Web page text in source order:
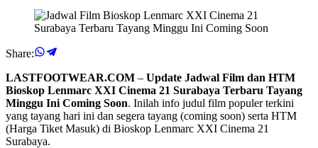
Share:
LASTFOOTWEAR.COM – Update Jadwal Film dan HTM
Bioskop Lenmarc XXI Cinema 21 Surabaya Terbaru Tayang
Minggu Ini Coming Soon. Inilah info judul film populer terkini
yang tayang hari ini dan segera tayang (coming soon) serta HTM
(Harga Tiket Masuk) di Bioskop Lenmarc XXI Cinema 21
Surabaya.